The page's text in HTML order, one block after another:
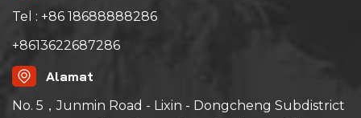
Tel : +86 18688888286
+8613622687286
Alamat
No. 5，Junmin Road - Lixin - Dongcheng Subdistrict